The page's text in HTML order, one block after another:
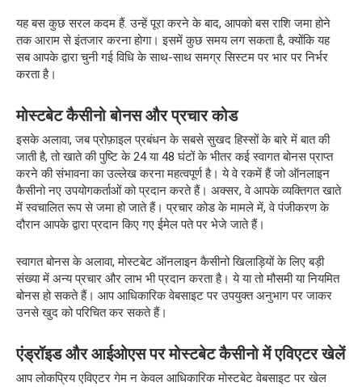
यह बस कुछ सरल कदम हैं. उन्हें पूरा करने के बाद, आपको बस राशि जमा होने
तक आराम से इंतजार करना होगा। इसमें कुछ समय लग सकता है, क्योंकि यह
सब आपके द्वारा चुनी गई विधि के साथ-साथ समग्र सिस्टम पर भार पर निर्भर
करता है।
मोस्टबेट कैसीनो बोनस और प्रचार कोड
इसके अलावा, जब प्रोफ़ाइल प्रबंधन के सबसे सुखद हिस्सों के बारे में बात की
जाती है, तो खाते की पुष्टि के 24 या 48 घंटों के भीतर कई स्वागत बोनस प्राप्त
करने की संभावना का उल्लेख करना महत्वपूर्ण है। ये वे रकमें हैं जो ऑनलाइन
कैसीनो नए उपयोगकर्ताओं को प्रदान करते हैं। अक्सर, वे आपके व्यक्तिगत खाते
में स्वचालित रूप से जमा हो जाते हैं। प्रचार कोड के मामले में, वे पंजीकरण के
दौरान आपके द्वारा प्रदान किए गए ईमेल पते पर भेजे जाते हैं।
स्वागत बोनस के अलावा, मोस्टबेट ऑनलाइन कैसीनो खिलाड़ियों के लिए बड़ी
संख्या में अन्य प्रचार और लाभ भी प्रदान करता है। ये या तो मौसमी या नियमित
बोनस हो सकते हैं। आप आधिकारिक वेबसाइट पर उपयुक्त अनुभाग पर जाकर
उनसे खुद को परिचित कर सकते हैं।
एंड्रॉइड और आईओएस पर मोस्टबेट कैसीनो में एविएटर खेलें
आप लोकप्रिय एविएटर गेम न केवल आधिकारिक मोस्टबेट वेबसाइट पर खेल